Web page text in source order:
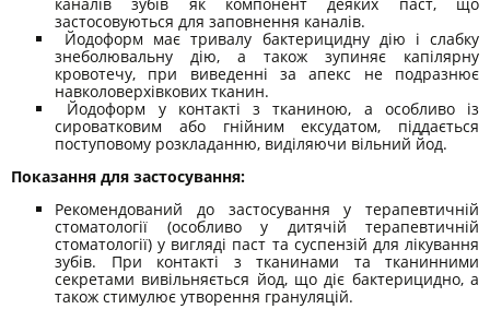
застосовуються для заповнення каналів.
Йодоформ має тривалу бактерицидну дію і слабку
знеболювальну дію, а також зупиняє капілярну
кровотечу, при виведенні за апекс не подразнює
навколоверхівкових тканин.
Йодоформ у контакті з тканиною, а особливо із
сироватковим або гнійним ексудатом, піддається
поступовому розкладанню, виділяючи вільний йод.
Показання для застосування:
Рекомендований до застосування у терапевтичній
стоматології (особливо у дитячій терапевтичній
стоматології) у вигляді паст та суспензій для лікування
зубів. При контакті з тканинами та тканинними
секретами вивільняється йод, що діє бактерицидно, а
також стимулює утворення грануляцій.